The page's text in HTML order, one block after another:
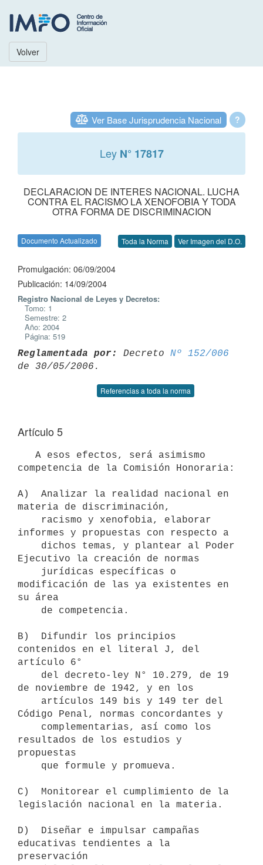
Volver
?
Ver Base Jurisprudencia Nacional
Ley N° 17817
DECLARACION DE INTERES NACIONAL. LUCHA
CONTRA EL RACISMO LA XENOFOBIA Y TODA
OTRA FORMA DE DISCRIMINACION
Documento Actualizado Toda la Norma Ver Imagen del D.O.
Promulgación: 06/09/2004
Publicación: 14/09/2004
Registro Nacional de Leyes y Decretos:
Tomo: 1
Semestre: 2
Año: 2004
Página: 519
Reglamentada por: Decreto Nº 152/006
Referencias a toda la norma
Artículo 5
competencia de la Comisión Honoraria:
A)  Analizar la realidad nacional en
materia de discriminación,
informes y propuestas con respecto a
Ejecutivo la creación de normas
modificación de las ya existentes en
su área
B)  Difundir los principios
contenidos en el literal J, del
artículo 6°
de noviembre de 1942, y en los
Código Penal, normas concordantes y
resultados de los estudios y
propuestas
C)  Monitorear el cumplimiento de la
legislación nacional en la materia.
D)  Diseñar e impulsar campañas
educativas tendientes a la
preservación